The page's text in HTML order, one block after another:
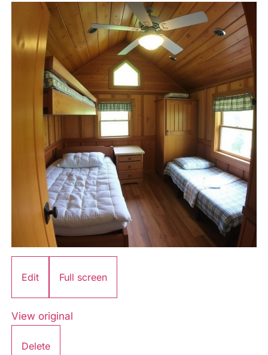
Edit Full screen
View original
Delete